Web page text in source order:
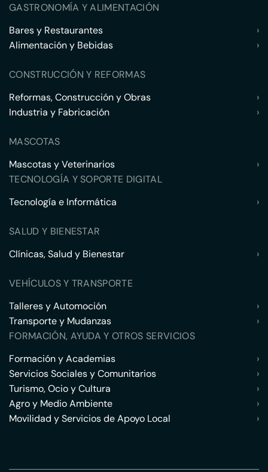
GASTRONOMÍA Y ALIMENTACIÓN
Bares y Restaurantes
›
Alimentación y Bebidas
›
CONSTRUCCIÓN Y REFORMAS
Reformas, Construcción y Obras
›
Industria y Fabricación
›
MASCOTAS
Mascotas y Veterinarios
›
TECNOLOGÍA Y SOPORTE DIGITAL
Tecnología e Informática
›
SALUD Y BIENESTAR
Clínicas, Salud y Bienestar
›
VEHÍCULOS Y TRANSPORTE
Talleres y Automoción
›
Transporte y Mudanzas
›
FORMACIÓN, AYUDA Y OTROS SERVICIOS
Formación y Academias
›
Servicios Sociales y Comunitarios
›
Turismo, Ocio y Cultura
›
Agro y Medio Ambiente
›
Movilidad y Servicios de Apoyo Local
›